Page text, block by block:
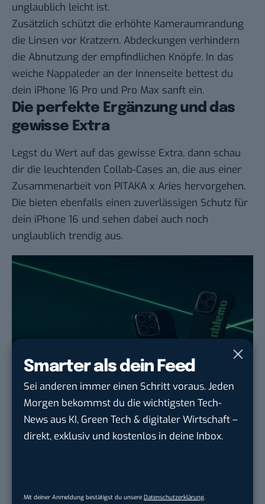
Smarter als dein Feed
Sei anderen immer einen Schritt voraus. Jeden
Morgen bekommst du die wichtigsten Tech-
News aus KI, Green Tech & digitaler Wirtschaft –
direkt, exklusiv und kostenlos in deine Inbox.
Mit deiner Anmeldung bestätigst du unsere Datenschutzerklärung
unglaublich leicht ist.
Zusätzlich schützt die erhöhte Kameraumrandung
die Linsen vor Kratzern. Abdeckungen verhindern
die Abnutzung der empfindlichen Knöpfe. In das
weiche Nappaleder an der Innenseite bettest du
dein iPhone 16 Pro und Pro Max sanft ein.
Die perfekte Ergänzung und das
gewisse Extra
Legst du Wert auf das gewisse Extra, dann schau
dir die leuchtenden Collab-Cases an, die aus einer
Zusammenarbeit von PITAKA x Aries hervorgehen.
Die bieten ebenfalls einen zuverlässigen Schutz für
dein iPhone 16 und sehen dabei auch noch
unglaublich trendig aus.
Schlüsselbandgerade gelegen. Das verstellbare